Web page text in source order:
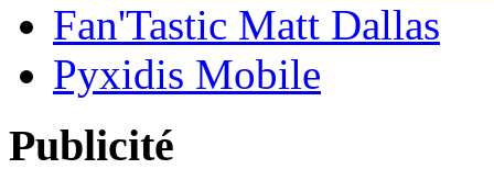
Fan'Tastic Matt Dallas
Pyxidis Mobile
Publicité